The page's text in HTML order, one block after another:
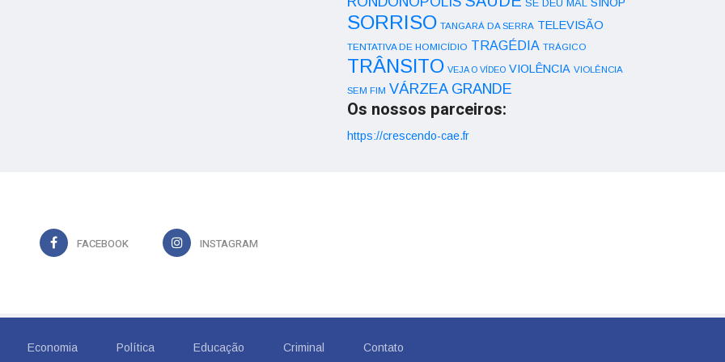
SE DEU MAL
SORRISO TANGARÁ DA SERRA TELEVISÃO
TENTATIVA DE HOMICÍDIO TRAGÉDIA TRÁGICO
TRÂNSITO VEJA O VÍDEO VIOLÊNCIA VIOLÊNCIA
SEM FIM VÁRZEA GRANDE
Os nossos parceiros:
https://crescendo-cae.fr
FACEBOOK INSTAGRAM
Economia Política Educação Criminal Contato